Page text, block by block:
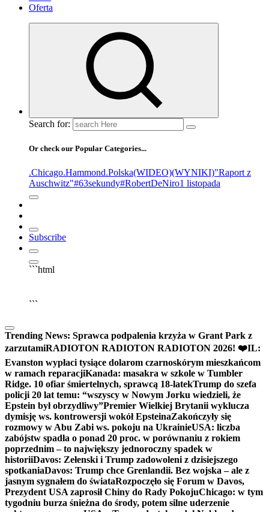
Oferta
Search for:
Or check our Popular Categories...
.Chicago.Hammond.Polska(WIDEO)(WYNIKI)"Raport z
Auschwitz"#63sekundy#RobertDeNiro1 listopada
Subscribe
```html
```
Trending News: Sprawca podpalenia krzyża w Grant Park z
zarzutamiRADIOTON RADIOTON RADIOTON 2026! ❤️IL:
Evanston wypłaci tysiące dolarom czarnoskórym mieszkańcom
w ramach reparacjiKanada: masakra w szkole w Tumbler
Ridge. 10 ofiar śmiertelnych, sprawcą 18-latekTrump do szefa
policji 20 lat temu: “wszyscy w Nowym Jorku wiedzieli, że
Epstein był obrzydliwy”Premier Wielkiej Brytanii wyklucza
dymisję ws. kontrowersji wokół EpsteinaZakończyły się
rozmowy w Abu Zabi ws. pokoju na UkrainieUSA: liczba
zabójstw spadła o ponad 20 proc. w porównaniu z rokiem
poprzednim – to największy jednoroczny spadek w
historiiDavos: Zełenski i Trump zadowoleni z dzisiejszego
spotkaniaDavos: Trump chce Grenlandii. Bez wojska – ale z
jasnym sygnałem do świataRozpoczęło się Forum w Davos,
Prezydent USA zaprosił Chiny do Rady PokojuChicago: w tym
tygodniu burza śnieżna do środy, potem silne uderzenie